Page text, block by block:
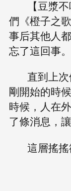
【豆漿
們《橙子之
事后其他人
忘了這回事。
直到上
剛開始的時
時候，人在
了條消息，
這層搖搖